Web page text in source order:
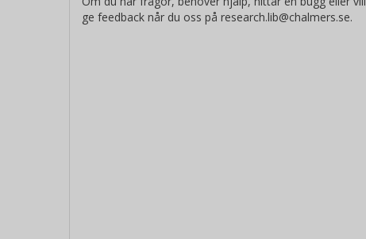
ge feedback når du oss på research.lib@chalmers.se.